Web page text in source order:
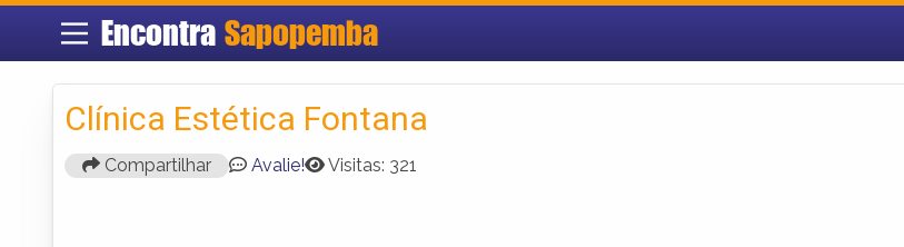
Encontra Sapopemba
Clínica Estética Fontana
Compartilhar Avalie! Visitas: 321